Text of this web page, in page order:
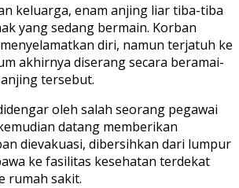
keluarga, enam anjing liar tiba-tiba
yang sedang bermain. Korban
diri, namun terjatuh ke
akhirnya diserang secara beramai-
tersebut.
oleh salah seorang pegawai
datang memberikan
dievakuasi, dibersihkan dari lumpur
ke fasilitas kesehatan terdekat
rumah sakit.